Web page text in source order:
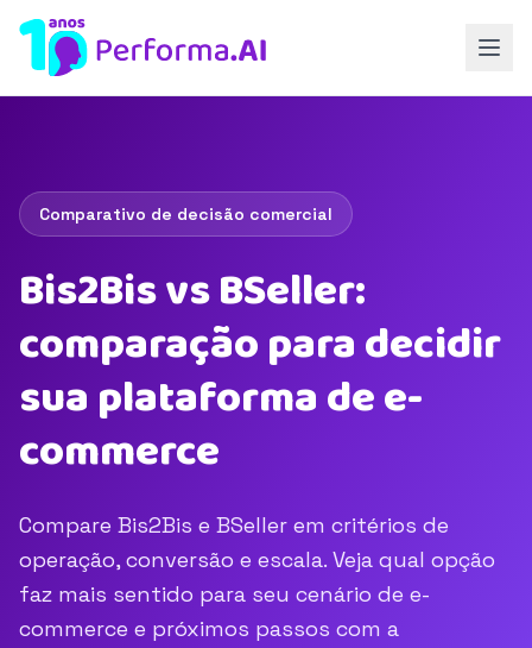
Comparativo de decisão comercial
Bis2Bis vs BSeller:
comparação para decidir
sua plataforma de e-
commerce
Compare Bis2Bis e BSeller em critérios de
operação, conversão e escala. Veja qual opção
faz mais sentido para seu cenário de e-
commerce e próximos passos com a